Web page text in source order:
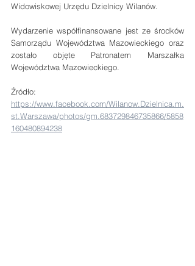
Widowiskowej Urzędu Dzielnicy Wilanów.
Wydarzenie współfinansowane jest ze środków
Samorządu Województwa Mazowieckiego oraz
zostało objęte Patronatem Marszałka
Województwa Mazowieckiego.
https://www.facebook.com/Wilanow.Dzielnica.m.
st.Warszawa/photos/gm.683729846735866/5858
160480894238